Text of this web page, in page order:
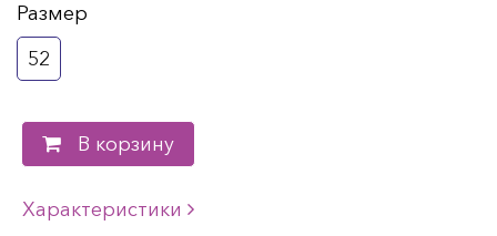
Размер
52
В корзину
Характеристики